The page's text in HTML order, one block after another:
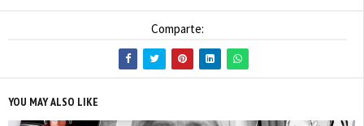
Comparte:
YOU MAY ALSO LIKE